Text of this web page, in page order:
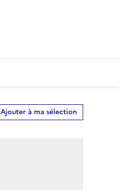
Ajouter à ma sélection